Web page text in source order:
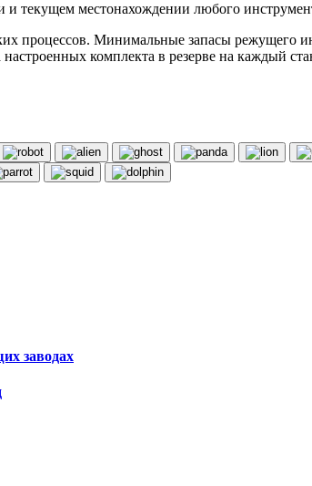
текущем местонахождении любого
процессов. Минимальные запасы
комплекта в резерве на каждый
заводах